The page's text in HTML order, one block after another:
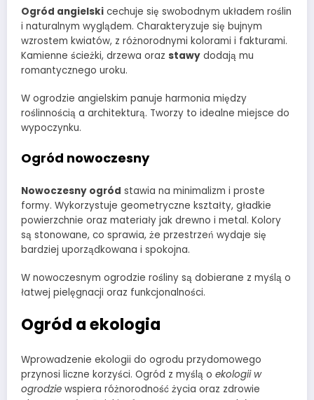
Ogród angielski cechuje się swobodnym układem roślin
i naturalnym wyglądem. Charakteryzuje się bujnym
wzrostem kwiatów, z różnorodnymi kolorami i fakturami.
Kamienne ścieżki, drzewa oraz stawy dodają mu
romantycznego uroku.
W ogrodzie angielskim panuje harmonia między
roślinnością a architekturą. Tworzy to idealne miejsce do
wypoczynku.
Ogród nowoczesny
Nowoczesny ogród stawia na minimalizm i proste
formy. Wykorzystuje geometryczne kształty, gładkie
powierzchnie oraz materiały jak drewno i metal. Kolory
są stonowane, co sprawia, że przestrzeń wydaje się
bardziej uporządkowana i spokojna.
W nowoczesnym ogrodzie rośliny są dobierane z myślą o
łatwej pielęgnacji oraz funkcjonalności.
Ogród a ekologia
Wprowadzenie ekologii do ogrodu przydomowego
przynosi liczne korzyści. Ogród z myślą o ekologii w
ogrodzie wspiera różnorodność życia oraz zdrowie